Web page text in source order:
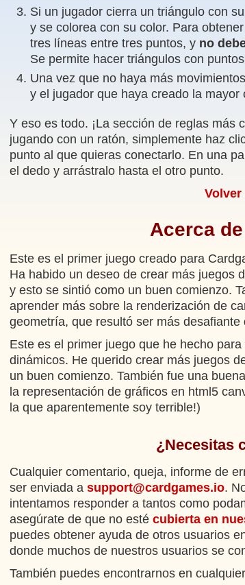
Si un jugador cierra un triángulo con
y se colorea con su color. Para
tres líneas entre tres puntos, y no
Se permite hacer triángulos con
Una vez que no haya más
y el jugador que haya creado la
Y eso es todo. ¡La sección de reglas más
jugando con un ratón, simplemente haz
punto al que quieras conectarlo. En una
el dedo y arrástralo hasta el otro punto.
Volver
Acerca
Este es el primer juego creado para
Ha habido un deseo de crear más juegos
y esto se sintió como un buen comienzo.
aprender más sobre la renderización de
geometría, que resultó ser más desafiante
Este es el primer juego que he hecho
dinámicos. He querido crear más juegos
un buen comienzo. También fue una
la representación de gráficos en html5
la que aparentemente soy terrible!)
¿Necesitas
Cualquier comentario, queja, informe de
ser enviada a support@cardgames.io.
intentamos responder a tantos como
asegúrate de que no esté cubierta en
puedes obtener ayuda de otros usuarios
donde muchos de nuestros usuarios se
También puedes encontrarnos en